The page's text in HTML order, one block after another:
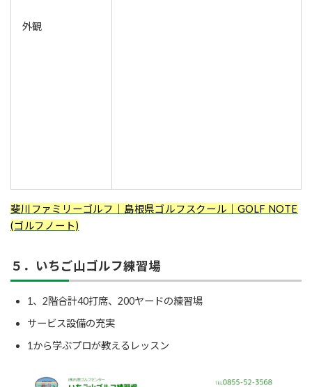
外観
斐川ファミリーゴルフ
｜島根県ゴルフスクール｜GOLF NOTE
(ゴルフノート)
５．いちご山ゴルフ練習場
1、2階合計40打席、200ヤードの練習場
サービス設備の充実
1から学ぶプロが教えるレッスン